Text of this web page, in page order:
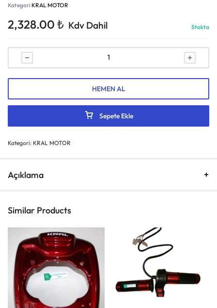
Kategori KRAL MOTOR
2,328.00 ₺ Kdv Dahil Stokta
Sepete Ekle
HEMEN AL
Kategori: KRAL MOTOR
Açıklama
Similar Products